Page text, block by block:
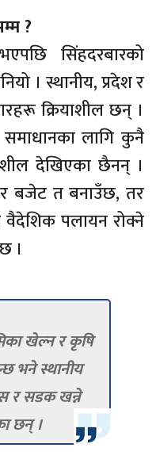
?
सिंहदरबारको
। स्थानीय, प्रदेश र
क्रियाशील छन् ।
लागि कुनै
देखिएका छैनन् ।
बजेट त बनाउँछ, तर
वैदेशिक पलायन रोक्ने
।
खेल्न र कृषि
भने स्थानीय
र सडक खन्ने
छन् ।